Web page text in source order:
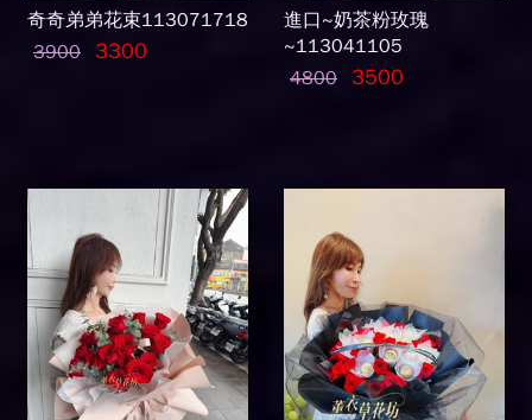
奇奇弟弟花束113071718
3900 3300
進口~奶茶粉玫瑰
~113041105
4800 3500